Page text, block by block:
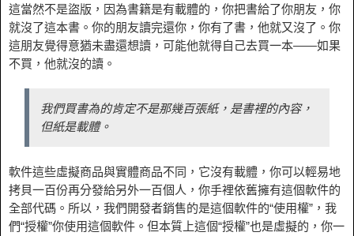
這當然不是盜版，因為書籍是有載體的，你把書給了你朋友，你
就沒了這本書。你的朋友讀完還你，你有了書，他就又沒了。你
這朋友覺得意猶未盡還想讀，可能他就得自己去買一本——如果
不買，他就沒的讀。
我們買書為的肯定不是那幾百張紙，是書裡的內容，
但紙是載體。
軟件這些虛擬商品與實體商品不同，它沒有載體，你可以輕易地
拷貝一百份再分發給另外一百個人，你手裡依舊擁有這個軟件的
全部代碼。所以，我們開發者銷售的是這個軟件的“使用權”，我
們“授權”你使用這個軟件。但本質上這個“授權”也是虛擬的，你一